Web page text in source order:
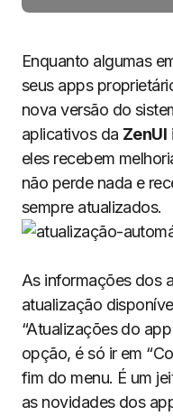
Enquanto algumas
seus apps
nova versão do
aplicativos da ZenUI
eles recebem
não perde nada e
sempre atualizados.
As informações dos
atualização
“Atualizações do
opção, é só ir em
fim do menu. É um
as novidades dos